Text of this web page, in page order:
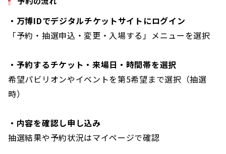
・万博IDでデジタルチケットサイトにログイン
「予約・抽選申込・変更・入場する」メニューを選択
・予約するチケット・来場日・時間帯を選択
希望パビリオンやイベントを第5希望まで選択（抽選
時）
・内容を確認し申し込み
抽選結果や予約状況はマイページで確認